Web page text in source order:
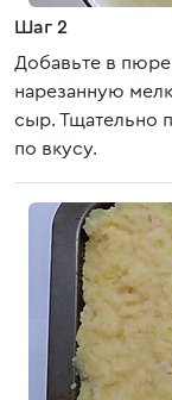
Шаг 2
Добавьте в
нарезанную
сыр. Тщательно
по вкусу.